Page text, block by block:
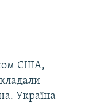
США,
Україна